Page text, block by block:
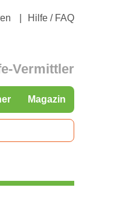
Hilfe / FAQ
Vermittler
Magazin